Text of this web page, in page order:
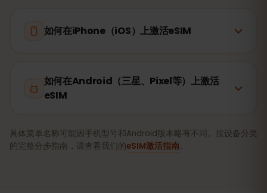
如何在iPhone（iOS）上激活eSIM
如何在Android（三星、Pixel等）上激活
eSIM
具体菜单名称可能因手机型号和Android版本略有不同。按设备分类
的完整分步指南，请查看我们的eSIM激活指南